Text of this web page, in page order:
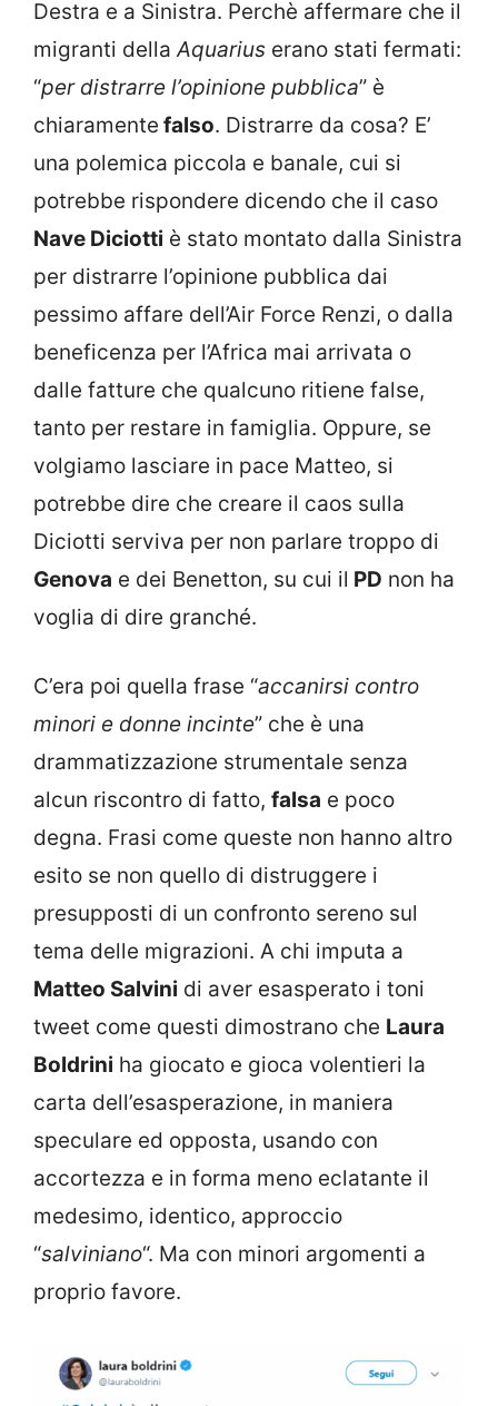
Destra e a Sinistra. Perchè affermare che il
migranti dellaAquarius erano stati fermati:
“per distrarre l’opinione pubblica” è
chiaramente falso. Distrarre da cosa? E’
una polemica piccola e banale, cui si
potrebbe rispondere dicendo che il caso
Nave Diciotti è stato montato dalla Sinistra
per distrarre l’opinione pubblica dai
pessimo affare dell’Air Force Renzi, o dalla
beneficenza per l’Africa mai arrivata o
dalle fatture che qualcuno ritiene false,
tanto per restare in famiglia. Oppure, se
volgiamo lasciare in pace Matteo, si
potrebbe dire che creare il caos sulla
Diciotti serviva per non parlare troppo di
Genova e dei Benetton, su cui il PD non ha
voglia di dire granché.
C’era poi quella frase “accanirsi contro
minori e donne incinte” che è una
drammatizzazione strumentale senza
alcun riscontro di fatto, falsa e poco
degna. Frasi come queste non hanno altro
esito se non quello di distruggere i
presupposti di un confronto sereno sul
tema delle migrazioni. A chi imputa a
Matteo Salvini di aver esasperato i toni
tweet come questi dimostrano che Laura
Boldrini ha giocato e gioca volentieri la
carta dell’esasperazione, in maniera
speculare ed opposta, usando con
accortezza e in forma meno eclatante il
medesimo, identico, approccio
“salviniano“. Ma con minori argomenti a
proprio favore.